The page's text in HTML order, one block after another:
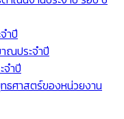
ำปี
ณประจำปี
จำปี
ธศาสตร์ของหน่วยงาน